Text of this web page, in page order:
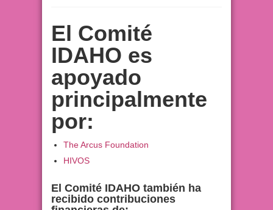
El Comité
IDAHO es
apoyado
principalmente
por:
The Arcus Foundation
HIVOS
El Comité IDAHO también ha
recibido contribuciones